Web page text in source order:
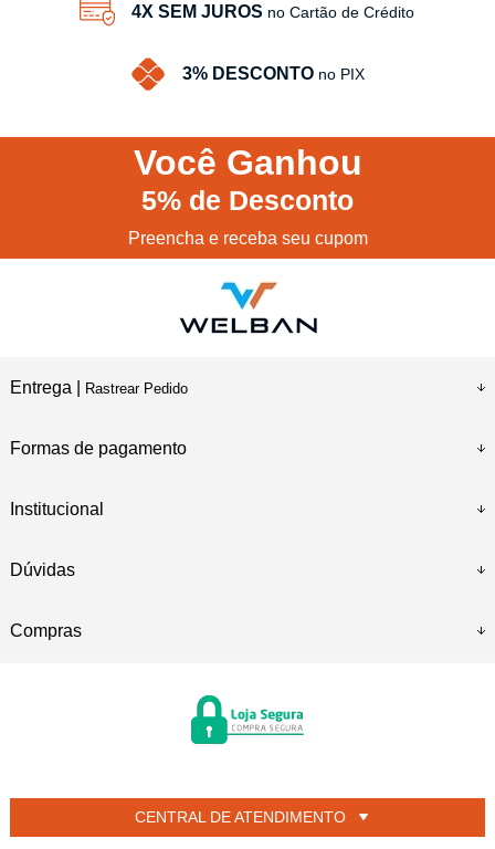
4X SEM JUROS no Cartão de Crédito
3% DESCONTO no PIX
Você Ganhou
5% de Desconto
Preencha e receba seu cupom
Entrega | Rastrear Pedido
Formas de pagamento
Institucional
Dúvidas
Compras
CENTRAL DE ATENDIMENTO